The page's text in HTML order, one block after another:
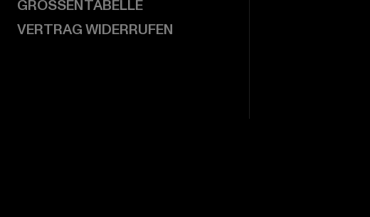
GRÖSSENTABELLE
VERTRAG WIDERRUFEN